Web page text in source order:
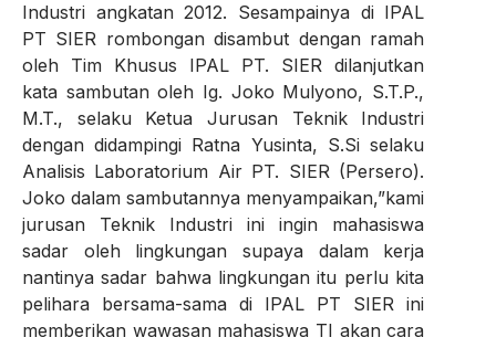
Industri angkatan 2012. Sesampainya di IPAL
PT SIER rombongan disambut dengan ramah
oleh Tim Khusus IPAL PT. SIER dilanjutkan
kata sambutan oleh Ig. Joko Mulyono, S.T.P.,
M.T., selaku Ketua Jurusan Teknik Industri
dengan didampingi Ratna Yusinta, S.Si selaku
Analisis Laboratorium Air PT. SIER (Persero).
Joko dalam sambutannya menyampaikan,”kami
jurusan Teknik Industri ini ingin mahasiswa
sadar oleh lingkungan supaya dalam kerja
nantinya sadar bahwa lingkungan itu perlu kita
pelihara bersama-sama di IPAL PT SIER ini
memberikan wawasan mahasiswa TI akan cara